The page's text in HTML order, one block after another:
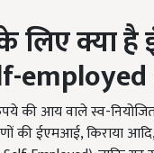
क्या है
की आय वाले स्व-
की ईएमआई,